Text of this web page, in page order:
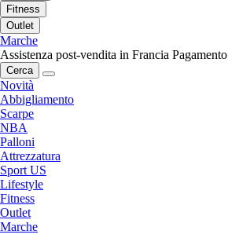
Fitness
Outlet
Marche
Assistenza post-vendita in Francia
Cerca
Novità
Abbigliamento
Scarpe
NBA
Palloni
Attrezzatura
Sport US
Lifestyle
Fitness
Outlet
Marche